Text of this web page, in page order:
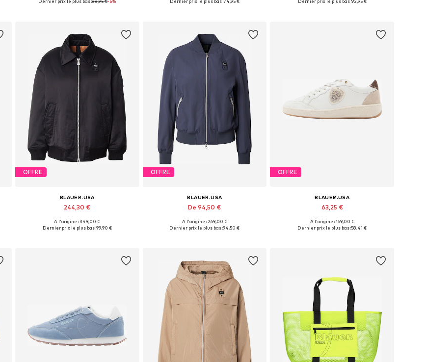
Dernier prix le plus bas :88,95 €-5%
Dernier prix le plus bas :74,95 €
Dernier prix le plus bas :92,95 €
OFFRE
BLAUER.USA
244,30 €
Tailles disponibles: XS, M
À l'origine : 349,00 €
Dernier prix le plus bas :99,90 €
OFFRE
BLAUER.USA
De 94,50 €
Tailles disponibles: S, L
À l'origine : 269,00 €
Dernier prix le plus bas :94,50 €
OFFRE
BLAUER.USA
63,25 €
Tailles disponibles: 37, 38, 39, 40
À l'origine : 169,00 €
Dernier prix le plus bas :58,41 €